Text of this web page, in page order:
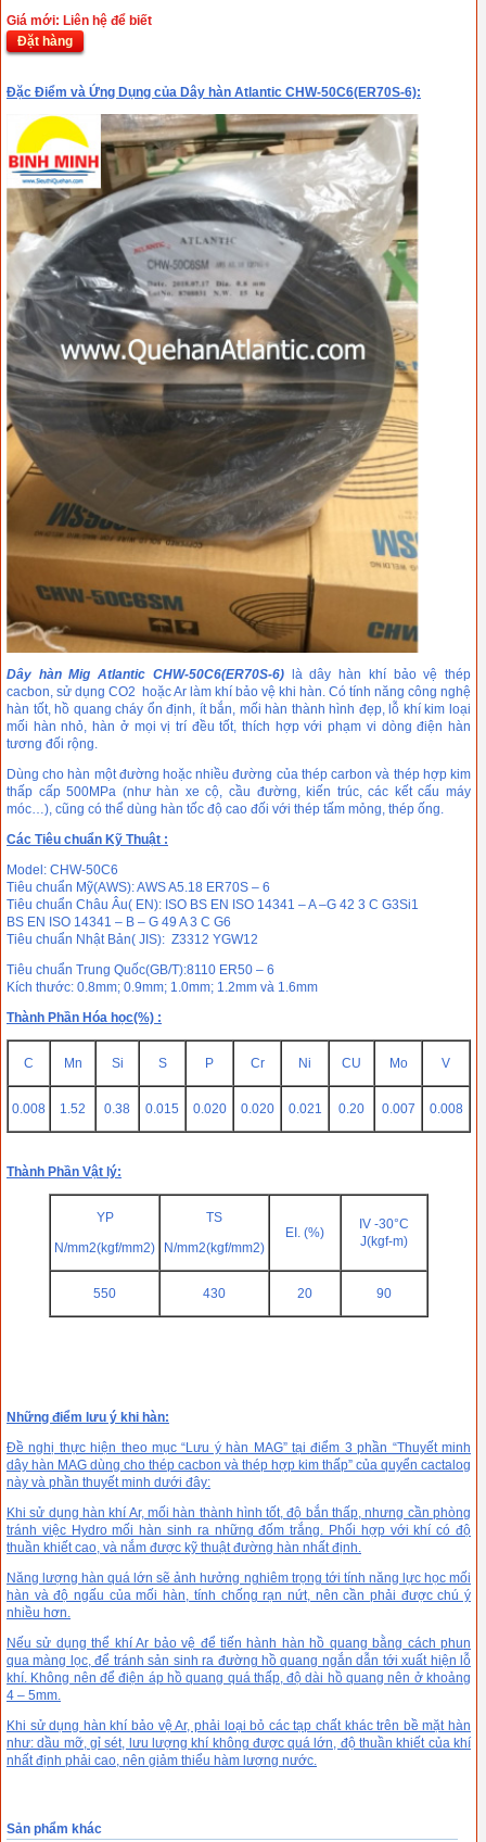
Giá mới: Liên hệ để biết
Đặt hàng
Đặc Điểm và Ứng Dụng của Dây hàn Atlantic CHW-50C6(ER70S-6):
Dây hàn Mig Atlantic CHW-50C6(ER70S-6)là dây hàn khí bảo vệ thép
cacbon, sử dụng CO2 hoặc Ar làm khí bảo vệ khi hàn. Có tính năng công nghệ
hàn tốt, hồ quang cháy ổn định, ít bắn, mối hàn thành hình đẹp, lỗ khí kim loại
mối hàn nhỏ, hàn ở mọi vị trí đều tốt, thích hợp với phạm vi dòng điện hàn
tương đối rộng.
Dùng cho hàn một đường hoặc nhiều đường của thép carbon và thép hợp kim
thấp cấp 500MPa (như hàn xe cộ, cầu đường, kiến trúc, các kết cấu máy
móc…), cũng có thể dùng hàn tốc độ cao đối với thép tấm mỏng, thép ống.
Các Tiêu chuẩn Kỹ Thuật :
Model: CHW-50C6
Tiêu chuẩn Mỹ(AWS): AWS A5.18 ER70S – 6
Tiêu chuẩn Châu Âu( EN): ISO BS EN ISO 14341 – A –G 42 3 C G3Si1
BS EN ISO 14341 – B – G 49 A 3 C G6
Tiêu chuẩn Nhật Bản( JIS): Z3312 YGW12
Tiêu chuẩn Trung Quốc(GB/T):8110 ER50 – 6
Kích thước: 0.8mm; 0.9mm; 1.0mm; 1.2mm và 1.6mm
Thành Phần Hóa học(%) :
C Mn Si S P Cr Ni CU Mo V
0.008 1.52 0.38 0.015 0.020 0.020 0.021 0.20 0.007 0.008
Thành Phần Vật lý:
YP
N/mm2(kgf/mm2)
TS
N/mm2(kgf/mm2)
EI. (%)
IV -30°C
J(kgf-m)
550 430 20 90
Những điểm lưu ý khi hàn:
Đề nghị thực hiện theo mục “Lưu ý hàn MAG” tại điểm 3 phần “Thuyết minh
dây hàn MAG dùng cho thép cacbon và thép hợp kim thấp” của quyển cactalog
này và phần thuyết minh dưới đây:
Khi sử dụng hàn khí Ar, mối hàn thành hình tốt, độ bắn thấp, nhưng cần phòng
tránh việc Hydro mối hàn sinh ra những đốm trắng. Phối hợp với khí có độ
thuần khiết cao, và nắm được kỹ thuật đường hàn nhất định.
Năng lượng hàn quá lớn sẽ ảnh hưởng nghiêm trọng tới tính năng lực học mối
hàn và độ ngấu của mối hàn, tính chống rạn nứt, nên cần phải được chú ý
nhiều hơn.
Nếu sử dụng thể khí Ar bảo vệ để tiến hành hàn hồ quang bằng cách phun
qua màng lọc, để tránh sản sinh ra đường hồ quang ngắn dẫn tới xuất hiện lỗ
khí. Không nên để điện áp hồ quang quá thấp, độ dài hồ quang nên ở khoảng
4 – 5mm.
Khi sử dụng hàn khí bảo vệ Ar, phải loại bỏ các tạp chất khác trên bề mặt hàn
như: dầu mỡ, gỉ sét, lưu lượng khí không được quá lớn, độ thuần khiết của khí
nhất định phải cao, nên giảm thiểu hàm lượng nước.
Sản phẩm khác